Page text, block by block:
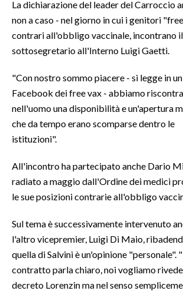
La dichiarazione del leader del Carroccio
non a caso - nel giorno in cui i genitori
contrari all'obbligo vaccinale, incontrano il
sottosegretario all'Interno Luigi Gaetti.
"Con nostro sommo piacere - si legge in
Facebook dei free vax - abbiamo
nell'uomo una disponibilità e un'apertura
che da tempo erano scomparse dentro le
istituzioni".
All'incontro ha partecipato anche Dario
radiato a maggio dall'Ordine dei medici
le sue posizioni contrarie all'obbligo
Sul tema è successivamente intervenuto
l'altro vicepremier, Luigi Di Maio,
quella di Salvini è un'opinione "personale".
contratto parla chiaro, noi vogliamo
decreto Lorenzin ma nel senso